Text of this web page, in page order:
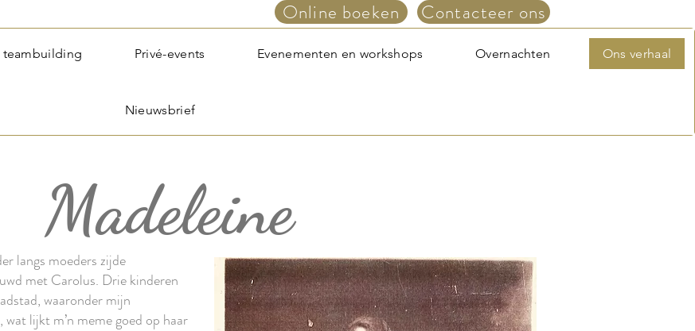
Online boeken Contacteer ons
teambuilding Privé-events Evenementen en workshops Overnachten Ons verhaal
Nieuwsbrief
Madeleine
langs moeders zijde
met Carolus. Drie kinderen
waaronder mijn
lijkt m’n meme goed op haar